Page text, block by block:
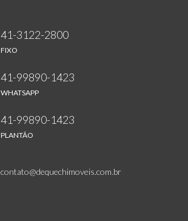
41-3122-2800
FIXO
41-99890-1423
WHATSAPP
41-99890-1423
PLANTÃO
contato@dequechimoveis.com.br